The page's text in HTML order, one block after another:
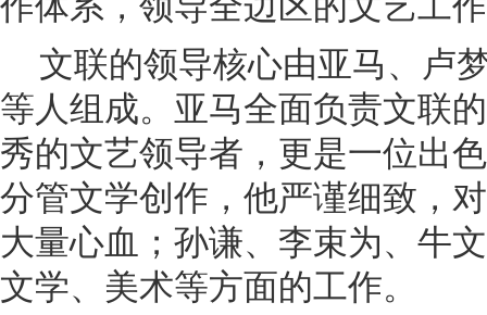
文联的领导核心由亚马、卢
等人组成。亚马全面负责文联
秀的文艺领导者，更是一位出
分管文学创作，他严谨细致，
大量心血；孙谦、李束为、牛
文学、美术等方面的工作。